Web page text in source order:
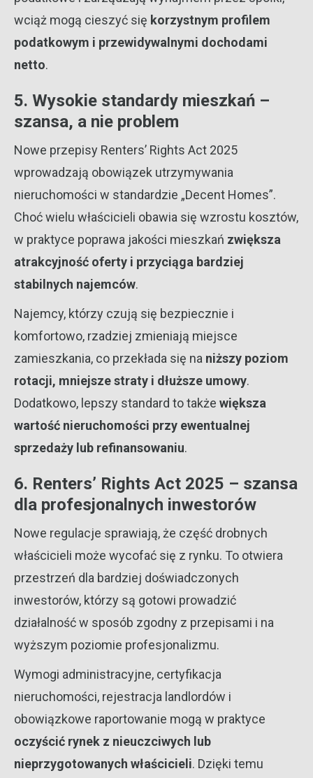
wciąż mogą cieszyć się korzystnym profilem
podatkowym i przewidywalnymi dochodami
netto.
5. Wysokie standardy mieszkań –
szansa, a nie problem
Nowe przepisy Renters’ Rights Act 2025
wprowadzają obowiązek utrzymywania
nieruchomości w standardzie „Decent Homes”.
Choć wielu właścicieli obawia się wzrostu kosztów,
w praktyce poprawa jakości mieszkań zwiększa
atrakcyjność oferty i przyciąga bardziej
stabilnych najemców.
Najemcy, którzy czują się bezpiecznie i
komfortowo, rzadziej zmieniają miejsce
zamieszkania, co przekłada się na niższy poziom
rotacji, mniejsze straty i dłuższe umowy.
Dodatkowo, lepszy standard to także większa
wartość nieruchomości przy ewentualnej
sprzedaży lub refinansowaniu.
6. Renters’ Rights Act 2025 – szansa
dla profesjonalnych inwestorów
Nowe regulacje sprawiają, że część drobnych
właścicieli może wycofać się z rynku. To otwiera
przestrzeń dla bardziej doświadczonych
inwestorów, którzy są gotowi prowadzić
działalność w sposób zgodny z przepisami i na
wyższym poziomie profesjonalizmu.
Wymogi administracyjne, certyfikacja
nieruchomości, rejestracja landlordów i
obowiązkowe raportowanie mogą w praktyce
oczyścić rynek z nieuczciwych lub
nieprzygotowanych właścicieli. Dzięki temu